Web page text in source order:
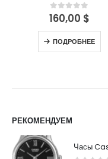
0out of 5
160,00 $
ПОДРОБНЕЕ
РЕКОМЕНДУЕМ
Часы